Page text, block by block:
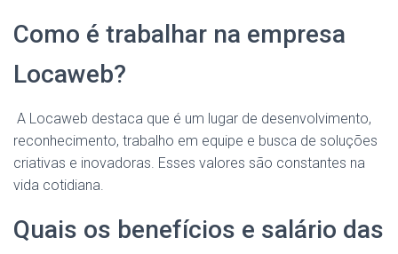
Como é trabalhar na empresa
Locaweb?
A Locaweb destaca que é um lugar de desenvolvimento,
reconhecimento, trabalho em equipe e busca de soluções
criativas e inovadoras. Esses valores são constantes na
vida cotidiana.
Quais os benefícios e salário das